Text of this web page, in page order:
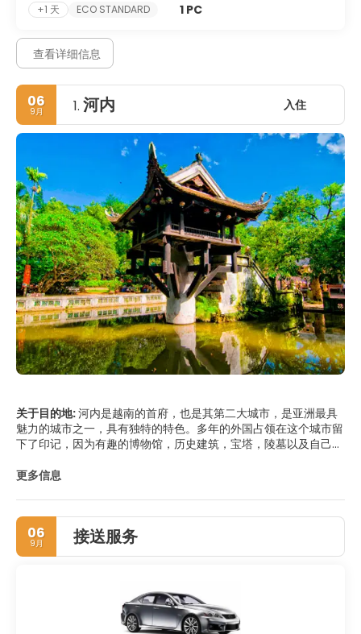
+1 天
ECO STANDARD 1 PC
查看详细信息
06
9月 1. 河内 入住
关于目的地:河内是越南的首府，也是其第二大城市，是亚洲最具
魅力的城市之一，具有独特的特色。多年的外国占领在这个城市留
下了印记，因为有趣的博物馆，历史建筑，宝塔，陵墓以及自己的
到处走走。历史中心不是很广泛，很多地方值得游览或在附近，步
城市周围有许多湖泊和树木，最大的是西湖，Ho Tay，以及市中
心最着名的是还剑之湖Ho Hoan Kiem。关于河内的美妙之处在于
建筑的有趣对比，从旧城区的传统古建筑到法国区的欧式建筑，到
胡志明陵墓和周边地区的共产主义古迹，更不用说其寺庙如Quan
静。翱翔之城是越南的理想之地。
更多信息
06
9月 接送服务